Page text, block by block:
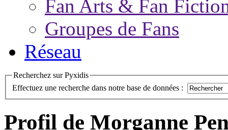
Fan Arts & Fan
Groupes de Fans
Réseau
Recherchez sur Pyxidis
Effectuez une recherche dans notre base de données :
Profil de Morganne